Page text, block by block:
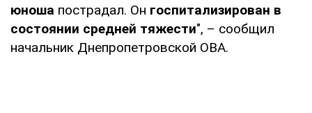
юноша пострадал. Он госпитализирован в
состоянии средней тяжести", – сообщил
начальник Днепропетровской ОВА.